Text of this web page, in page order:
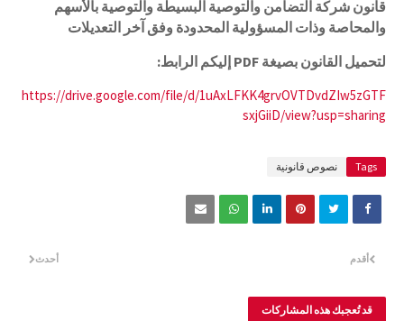
قانون شركة التضامن والتوصية البسيطة والتوصية بالأسهم
والمحاصة وذات المسؤولية المحدودة وفق آخر التعديلات
لتحميل القانون بصيغة PDF إليكم الرابط:
https://drive.google.com/file/d/1uAxLFKK4grvOVTDvdZIw5zGTF
sxjGiiD/view?usp=sharing
Tags نصوص قانونية
أحدث أقدم
قد تُعجبك هذه المشاركات